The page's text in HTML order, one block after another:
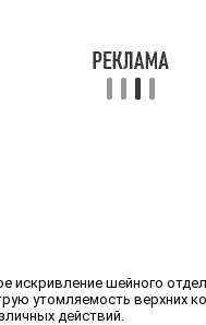
искривление шейного
утомляемость верхних
действий.